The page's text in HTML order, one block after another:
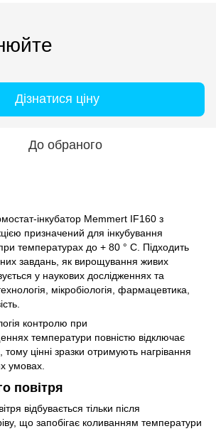
Дізнатися ціну
До обраного
інкубатор Memmert IF160 з
призначений для інкубування
при температурах до + 80 ° C. Підходить
завдань, як вирощування живих
у наукових дослідженнях та
мікробіологія, фармацевтика,
контролю при
температури повністю відключає
цінні зразки отримують нагрівання
умовах.
повітря
відбувається тільки після
що запобігає коливанням температури